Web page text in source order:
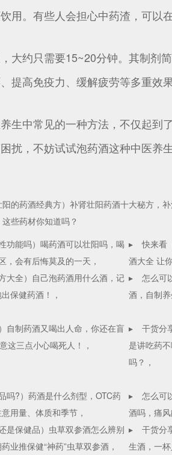
用。有些人会担心中药渣，可以
大约只需要15~20分钟。其制剂
提高免疫力、缓解疲劳等多重效果
生中常见的一种方法，不仅起
扰，不妨试试泡药酒这种中医养
的药酒经典方）补肾壮阳药酒十大秘方，
些药材你知道吗？
功能吗）喝药酒可以壮阳吗，喝
，会有后悔莫及的一天，
▸
快来看
酒大全 让
大全）自己泡药酒用什么酒，记
保健药酒！，
▸
怎么可
酒，自制
自制药酒又喝出人命，你还在盲
这三点小心喝死人！，
▸
干货分
是讲吃药
吗？，
吗?）药酒是什么剂型，OTC药
用量、体质和季节，
▸
怎么可
酒吗，痛
是保健品）虫草双参酒怎么辨别
业推保健“神药”虫草双参酒，
▸
干货分
生酒，一